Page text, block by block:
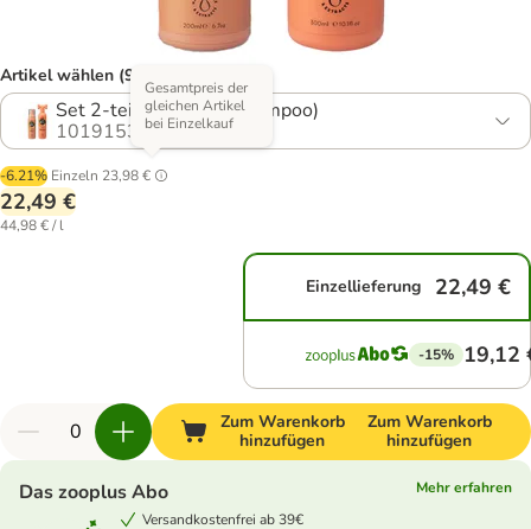
Artikel wählen (9 Varianten)
Set 2-teiling (Foam, Shampoo)
1019153.2
-6.21% Einzeln 23,98 €
Gesamtpreis der
gleichen Artikel
bei Einzelkauf
22,49 €
44,98 € / l
Einzellieferung 22,49 €
-15% 19,12
Zum Warenkorb
hinzufügen
Zum Warenkorb
hinzufügen
Das zooplus Abo
Mehr erfahren
Versandkostenfrei ab 39€